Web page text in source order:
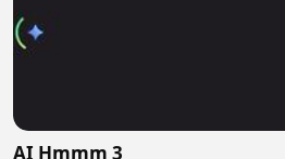
AI Hmmm 3